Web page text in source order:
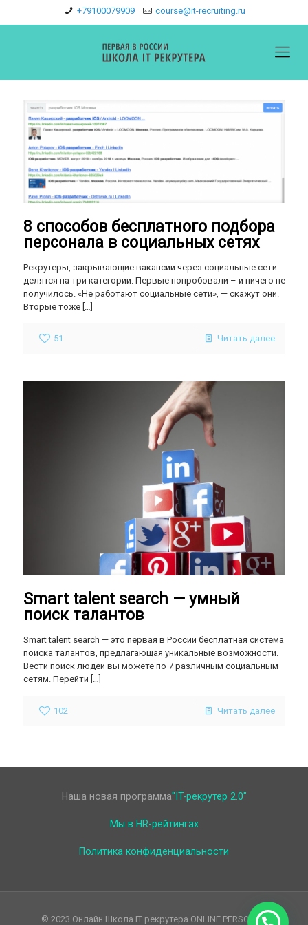
+79100079909 course@it-recruiting.ru
8 способов бесплатного подбора
персонала в социальных сетях
Рекрутеры, закрывающие вакансии через социальные сети
делятся на три категории. Первые попробовали – и ничего не
получилось. «Не работают социальные сети», — скажут они.
Вторые тоже[…]
51 Читать далее
Smart talent search — умный
поиск талантов
Smart talent search — это первая в России бесплатная система
поиска талантов, предлагающая уникальные возможности.
Вести поиск людей вы можете по 7 различным социальным
сетям. Перейти […]
102 Читать далее
Наша новая программа"IT-рекрутер 2.0"
Мы в HR-рейтингах
Политика конфиденциальности
© 2023 Онлайн Школа IT рекрутера ONLINE PERSONAL